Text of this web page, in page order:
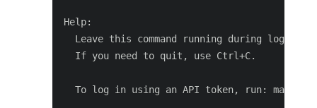
Help:
  Leave this command running during login.
  If you need to quit, use Ctrl+C.
To log in using an API token, run: